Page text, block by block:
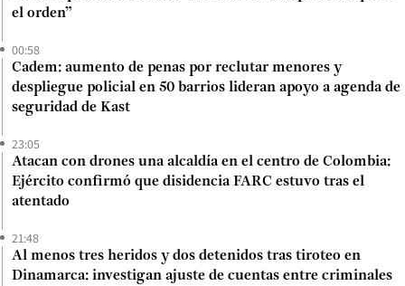
el orden”
00:58
Cadem: aumento de penas por reclutar menores y
despliegue policial en 50 barrios lideran apoyo a agenda de
seguridad de Kast
23:05
Atacan con drones una alcaldía en el centro de Colombia:
Ejército confirmó que disidencia FARC estuvo tras el
atentado
21:48
Al menos tres heridos y dos detenidos tras tiroteo en
Dinamarca: investigan ajuste de cuentas entre criminales